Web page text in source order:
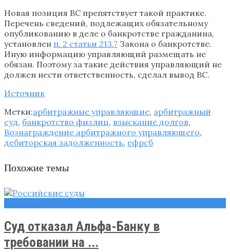
Новая позиция ВС препятствует такой практике.
Перечень сведений, подлежащих обязательному
опубликованию в деле о банкротстве гражданина,
установлен п. 2 статьи 213.7 Закона о банкротстве.
Иную информацию управляющий размещать не
обязан. Поэтому за такие действия управляющий не
должен нести ответственность, сделал вывод ВС.
Источник
Метки:арбитражные управляющие, арбитражный
суд, банкротство физлиц, взыскание долгов,
Вознаграждение арбитражного управляющего,
дебиторская задолженность, ефрсб
Похожие темы
Суд отказал Альфа-Банку в
требовании на ...